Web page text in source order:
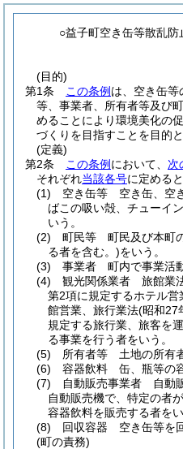
○益子町空き缶等散乱防
(目的)
第1条
この条例 は、空き缶等
等、事業者、所有者等及び
めることにより環境美化の
づくりを目指すことを目的と
(定義)
第2条
この条例 において、 次
それぞれ当該各号に定める
(1)
空き缶等 空き缶、空
ばこの吸い殻、チューイ
いう。
(2)
町民等 町民及び本町
る者を含む。)をいう。
(3)
事業者 町内で事業活
(4)
観光関係業者 旅館業
第2項に規定するホテル
館営業、旅行業法(昭和27
規定する旅行業、旅客を
る事業を行う者をいう。
(5)
所有者等 土地の所有
(6)
容器飲料 缶、瓶等の
(7)
自動販売事業者 自動
自動販売機で、特定の者
容器飲料を販売する者をい
(8)
回収容器 空き缶等を
(町の責務)